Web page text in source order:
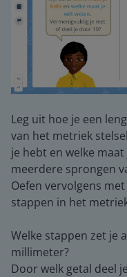
Leg uit hoe je een
van het metriek
je hebt en welke
meerdere sprongen
Oefen vervolgens
stappen in het
Welke stappen zet je
millimeter?
Door welk getal deel